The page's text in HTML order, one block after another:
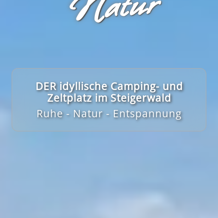
DER idyllische Camping- und
Zeltplatz im Steigerwald
Ruhe - Natur - Entspannung